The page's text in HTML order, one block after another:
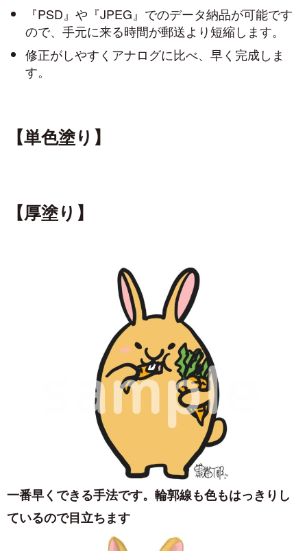
『PSD』や『JPEG』でのデータ納品が可能です
ので、手元に来る時間が郵送より短縮します。
修正がしやすくアナログに比べ、早く完成しま
す。
【単色塗り】
【厚塗り】
一番早くできる手法です。輪郭線も色もはっきりし
ているので目立ちます